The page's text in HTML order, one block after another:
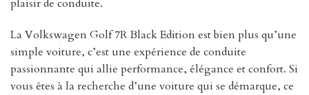
plaisir de conduite.
La Volkswagen Golf 7R Black Edition est bien plus qu’une
simple voiture, c’est une expérience de conduite
passionnante qui allie performance, élégance et confort. Si
vous êtes à la recherche d’une voiture qui se démarque, ce